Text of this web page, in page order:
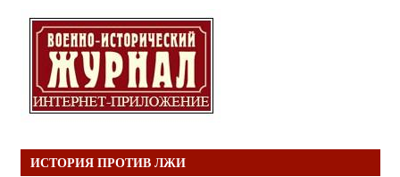
ИСТОРИЯ ПРОТИВ ЛЖИ